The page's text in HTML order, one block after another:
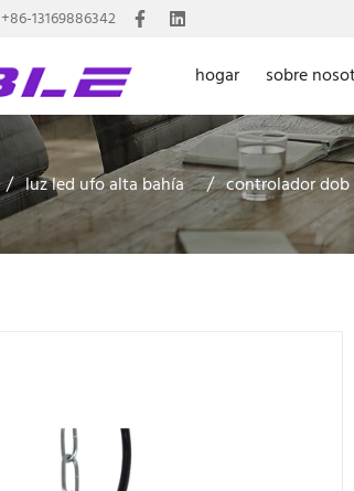
+86-13169886342
hogar
sobre
luz led ufo alta bahía controlador dob